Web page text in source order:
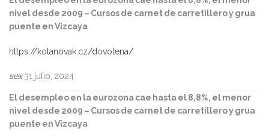
nivel desde 2009 – Cursos de carnet de carretillero y grua
puente en Vizcaya
https://kolanovak.cz/dovolena/
sex 31 julio, 2024
El desempleo en la eurozona cae hasta el 8,8%, el menor
nivel desde 2009 – Cursos de carnet de carretillero y grua
puente en Vizcaya